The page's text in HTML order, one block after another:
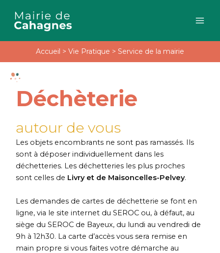
contenu
Accueil > Vie Pratique > Service de la mairie
Déchèterie
autour de vous
Les objets encombrants ne sont pas ramassés. Ils
sont à déposer individuellement dans les
déchetteries. Les déchetteries les plus proches
sont celles de Livry et de Maisoncelles-Pelvey.
Les demandes de cartes de déchetterie se font en
ligne, via le site internet du SEROC ou, à défaut, au
siège du SEROC de Bayeux, du lundi au vendredi de
9h à 12h30. La carte d’accès vous sera remise en
main propre si vous faites votre démarche au